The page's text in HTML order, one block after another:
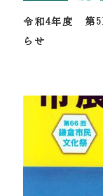
令和4年度 第
らせ